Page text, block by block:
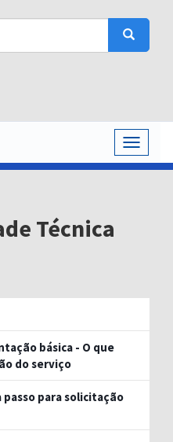
Busca
Toggle
Técnica
básica - O que
do serviço
passo para solicitação